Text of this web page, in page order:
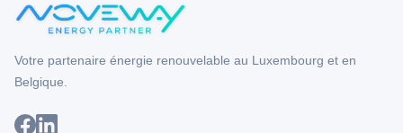
Votre partenaire énergie renouvelable au Luxembourg et en
Belgique.